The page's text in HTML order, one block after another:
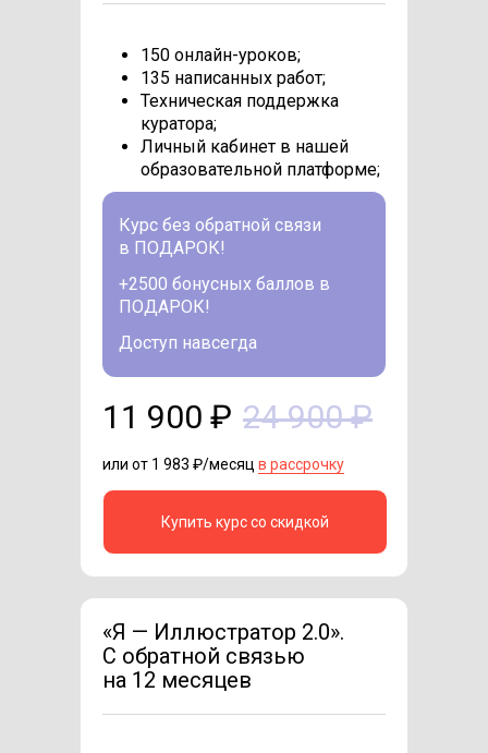
или от 1 983 ₽/месяц в рассрочку
150 онлайн-уроков;
135 написанных работ;
Техническая поддержка
куратора;
Личный кабинет в нашей
образовательной платформе;
24 900 ₽
11 900 ₽
Купить курс со скидкой
«Я — Иллюстратор 2.0».
С обратной связью
на 12 месяцев
Курс без обратной связи
в ПОДАРОК!
+2500 бонусных баллов в
ПОДАРОК!
Доступ навсегда